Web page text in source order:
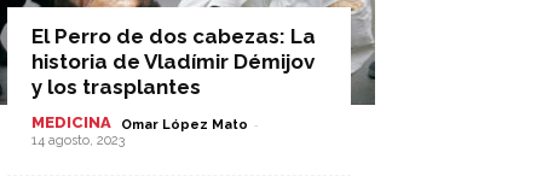
El Perro de dos cabezas: La
historia de Vladímir Démijov
y los trasplantes
MEDICINA Omar López Mato -
14 agosto, 2023